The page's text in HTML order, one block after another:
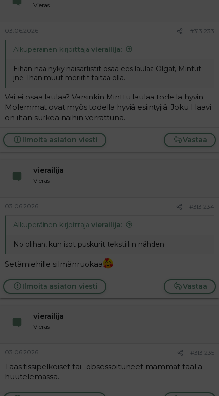
Vieras
03.06.2026 #313 233
Alkuperäinen kirjoittaja vierailija:
Eihän nää nyky naisartistit osaa ees laulaa Olgat, Mintut
jne. Ihan muut meriitit taitaa olla.
Vai ei osaa laulaa? Varsinkin Minttu laulaa todella hyvin.
Molemmat ovat myös todella hyviä esiintyjiä. Joku Haavi
on ihan surkea näihin verrattuna.
Vastaa
Ilmoita asiaton viesti
vierailija
Vieras
03.06.2026 #313 234
Alkuperäinen kirjoittaja vierailija:
No olihan, kun isot puskurit tekstiiliin nähden
Setämiehille silmänruokaa
Vastaa
Ilmoita asiaton viesti
vierailija
Vieras
03.06.2026 #313 235
Taas tissipelkoiset tai -obsessoituneet mammat täällä
huutelemassa.